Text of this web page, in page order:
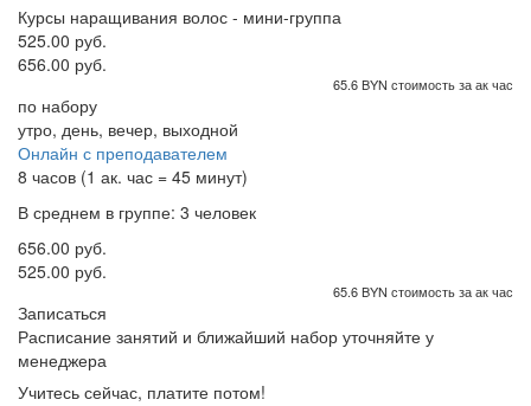
Курсы наращивания волос - мини-группа
525.00 руб.
656.00 руб.
65.6 BYN стоимость за ак час
по набору
утро, день, вечер, выходной
Онлайн с преподавателем
8 часов (1 ак. час = 45 минут)
В среднем в группе: 3 человек
656.00 руб.
525.00 руб.
65.6 BYN стоимость за ак час
Записаться
Расписание занятий и ближайший набор уточняйте у
менеджера
Учитесь сейчас, платите потом!